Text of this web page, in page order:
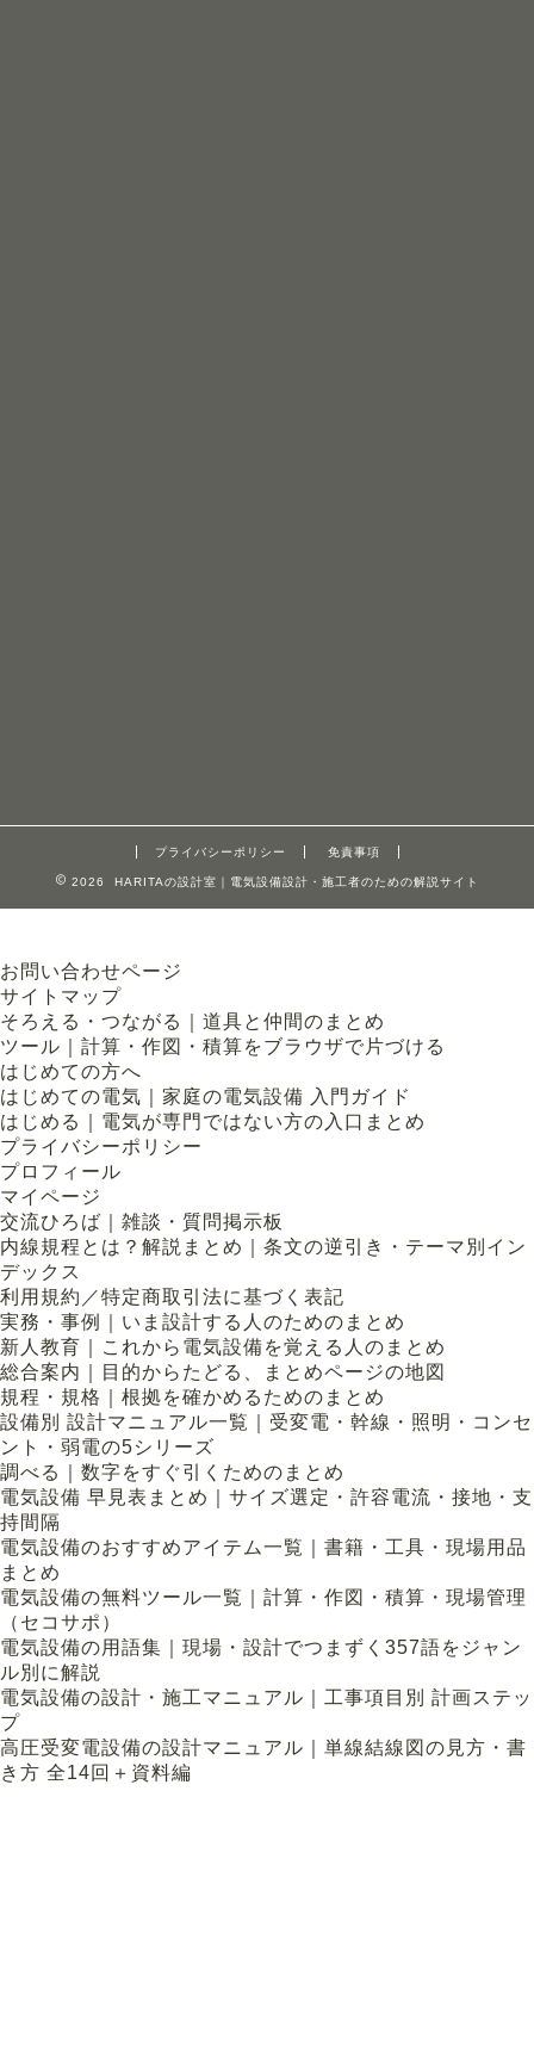
プライバシーポリシー 免責事項
2026 HARITAの設計室｜電気設備設計・施工者のための解説サイト
お問い合わせページ
サイトマップ
そろえる・つながる｜道具と仲間のまとめ
ツール｜計算・作図・積算をブラウザで片づける
はじめての方へ
はじめての電気｜家庭の電気設備 入門ガイド
はじめる｜電気が専門ではない方の入口まとめ
プライバシーポリシー
プロフィール
マイページ
交流ひろば｜雑談・質問掲示板
内線規程とは？解説まとめ｜条文の逆引き・テーマ別イン
デックス
利用規約／特定商取引法に基づく表記
実務・事例｜いま設計する人のためのまとめ
新人教育｜これから電気設備を覚える人のまとめ
総合案内｜目的からたどる、まとめページの地図
規程・規格｜根拠を確かめるためのまとめ
設備別 設計マニュアル一覧｜受変電・幹線・照明・コンセ
ント・弱電の5シリーズ
調べる｜数字をすぐ引くためのまとめ
電気設備 早見表まとめ｜サイズ選定・許容電流・接地・支
持間隔
電気設備のおすすめアイテム一覧｜書籍・工具・現場用品
まとめ
電気設備の無料ツール一覧｜計算・作図・積算・現場管理
（セコサポ）
電気設備の用語集｜現場・設計でつまずく357語をジャン
ル別に解説
電気設備の設計・施工マニュアル｜工事項目別 計画ステッ
プ
高圧受変電設備の設計マニュアル｜単線結線図の見方・書
き方 全14回＋資料編